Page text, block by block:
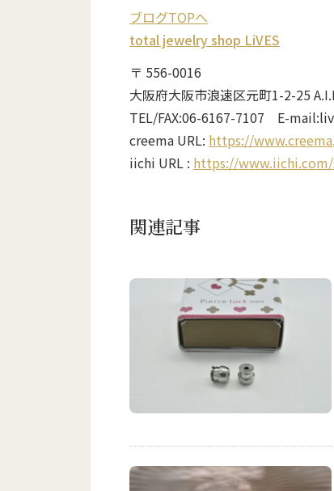
ブログTOPへ
total jewelry shop LiVES
〒 556-0016
大阪府大阪市浪速区元町1-2-25
TEL/FAX:06-6167-7107 E-
creema URL: https://
iichi URL : https://
関連記事